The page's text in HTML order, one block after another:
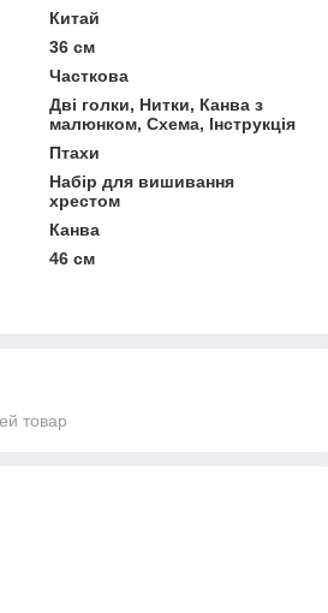
Китай
36 см
Часткова
Дві голки, Нитки, Канва з
малюнком, Схема, Інструкція
Птахи
Набір для вишивання
хрестом
Канва
46 см
товар